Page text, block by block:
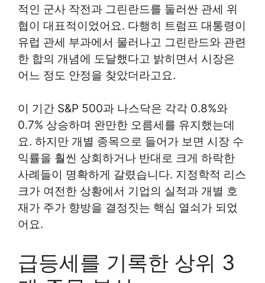
적인 군사 작전과 그린란드를 둘러싼 관세 위
협이 대표적이었어요. 다행히 트럼프 대통령이
유럽 관세 부과에서 물러나고 그린란드와 관련
한 합의 개념에 도달했다고 밝히면서 시장은
어느 정도 안정을 찾았더라고요.
이 기간 S&P 500과 나스닥은 각각 0.8%와
0.7% 상승하며 완만한 오름세를 유지했는데
요. 하지만 개별 종목으로 들어가 보면 시장 수
익률을 훨씬 상회하거나 반대로 크게 하락한
사례들이 명확하게 갈렸습니다. 지정학적 리스
크가 여전한 상황에서 기업의 실적과 개별 호
재가 주가 향방을 결정짓는 핵심 열쇠가 되었
어요.
급등세를 기록한 상위 3